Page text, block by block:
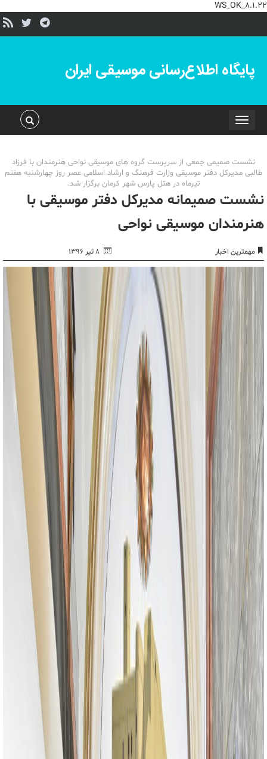
WS_OK_8.1.22
پایگاه اطلاع‌رسانی موسیقی ایران
Toggle
navigation
نشست صمیمی جمعی از سرپرست گروه های موسیقی نواحی هنرمندان با فرزاد
طالبی مدیرکل دفتر موسیقی وزارت فرهنگ و ارشاد اسلامی عصر روز چهارشنبه هفتم
تیرماه در هتل پارس شهر کرمان برگزار شد.
نشست صمیمانه مدیرکل دفتر موسیقی با
هنرمندان موسیقی نواحی
مهمترین اخبار ۸ تیر ۱۳۹۶